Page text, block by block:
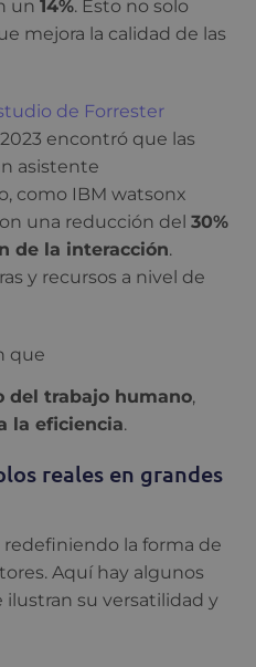
un 14%. Esto no solo
mejora la calidad de las
de Forrester
encontró que las
asistente
como IBM watsonx
una reducción del 30%
de la interacción.
y recursos a nivel de
que
del trabajo humano,
la eficiencia.
reales en grandes
redefiniendo la forma de
Aquí hay algunos
su versatilidad y